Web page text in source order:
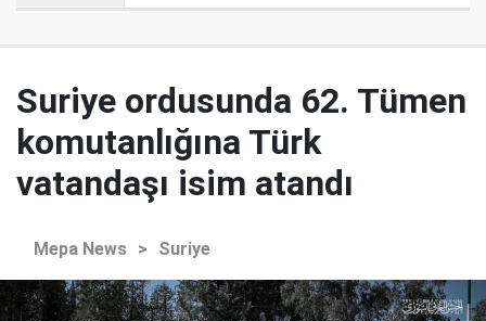
Suriye ordusunda 62. Tümen
komutanlığına Türk
vatandaşı isim atandı
Mepa News > Suriye